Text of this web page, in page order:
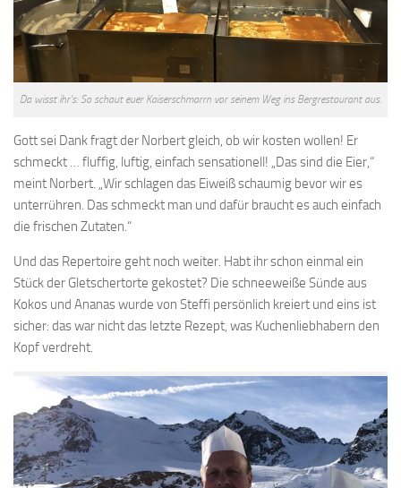
Da wisst ihr’s: So schaut euer Kaiserschmarrn vor seinem Weg ins Bergrestaurant aus.
Gott sei Dank fragt der Norbert gleich, ob wir kosten wollen! Er
schmeckt … fluffig, luftig, einfach sensationell! „Das sind die Eier,“
meint Norbert. „Wir schlagen das Eiweiß schaumig bevor wir es
unterrühren. Das schmeckt man und dafür braucht es auch einfach
die frischen Zutaten.“
Und das Repertoire geht noch weiter. Habt ihr schon einmal ein
Stück der Gletschertorte gekostet? Die schneeweiße Sünde aus
Kokos und Ananas wurde von Steffi persönlich kreiert und eins ist
sicher: das war nicht das letzte Rezept, was Kuchenliebhabern den
Kopf verdreht.